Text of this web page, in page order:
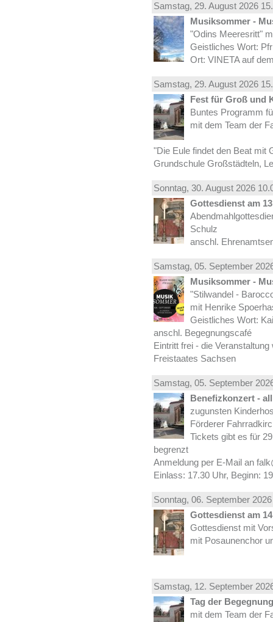
Samstag, 29. August 2026
Musiksommer -
"Odins Meeresritt"
Geistliches Wort:
Ort: VINETA auf
Samstag, 29. August 2026
Fest für Groß und
Buntes Programm
mit dem Team der
"Die Eule findet den Beat mit
Grundschule Großstädteln,
Sonntag, 30. August 2026
Gottesdienst am
Schulz
anschl.
Samstag, 05. September
Musiksommer -
"Stilwandel -
mit Henrike
Geistliches Wort:
anschl. Begegnungscafé
Eintritt frei - die
Freistaates Sachsen
Samstag, 05. September
Benefizkonzert -
zugunsten
Förderer
Tickets gibt es für
begrenzt
Anmeldung per E-Mail an
Einlass: 17.30 Uhr, Beginn:
Sonntag, 06. September
Gottesdienst am
Gottesdienst mit
mit Posaunenchor
Samstag, 12. September
Tag der
mit dem Team der